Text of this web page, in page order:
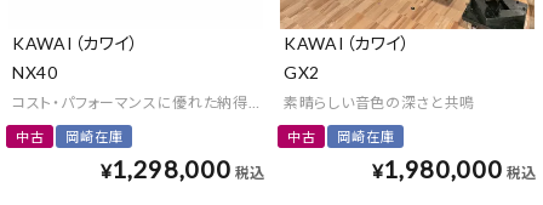
KAWAI（カワイ）
NX40
コスト・パフォーマンスに優れた納得の1台
中古 岡崎在庫
¥1,298,000 税込
KAWAI（カワイ）
GX2
素晴らしい音色の深さと共鳴
中古 岡崎在庫
¥1,980,000 税込